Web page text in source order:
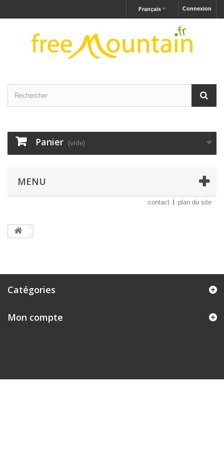
Connexion
Français
Panier (vide)
MENU
contact plan du site
Catégories
Mon compte